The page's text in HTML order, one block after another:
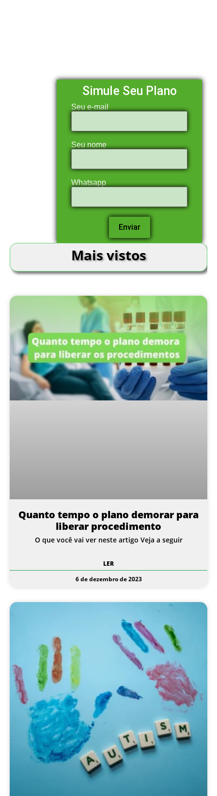
Simule Seu Plano
Seu e-mail
Seu nome
Whatsapp
Mais vistos
Quanto tempo o plano demorar para
liberar procedimento
O que você vai ver neste artigo Veja a seguir
LER
6 de dezembro de 2023